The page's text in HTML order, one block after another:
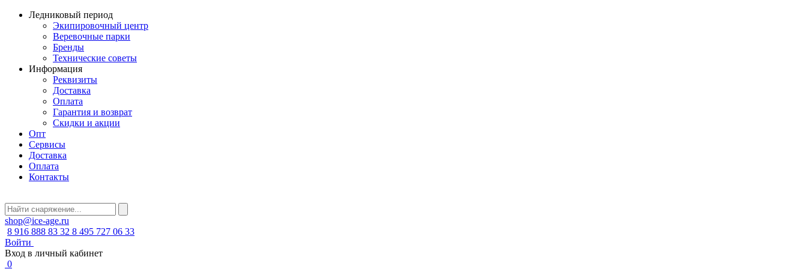
Ледниковый период
Экипировочный центр
Веревочные парки
Бренды
Технические советы
Информация
Реквизиты
Доставка
Оплата
Гарантия и возврат
Скидки и акции
Опт
Сервисы
Доставка
Оплата
Контакты
shop@ice-age.ru
8 916 888 83 32 8 495 727 06 33
Войти
Вход в личный кабинет
0